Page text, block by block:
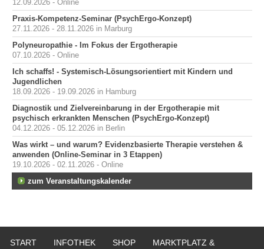
12.09.2026 - Online
Praxis-Kompetenz-Seminar (PsychErgo-Konzept)
27.11.2026 - 28.11.2026 in Marburg
Polyneuropathie - Im Fokus der Ergotherapie
07.10.2026 - Online
Ich schaffs! - Systemisch-Lösungsorientiert mit Kindern und
Jugendlichen
18.09.2026 - 19.09.2026 in Hamburg
Diagnostik und Zielvereinbarung in der Ergotherapie mit
psychisch erkrankten Menschen (PsychErgo-Konzept)
04.12.2026 - 05.12.2026 in Berlin
Was wirkt – und warum? Evidenzbasierte Therapie verstehen &
anwenden (Online-Seminar in 3 Etappen)
19.10.2026 - 02.11.2026 - Online
zum Veranstaltungskalender
START INFOTHEK SHOP
MARKTPLATZ &